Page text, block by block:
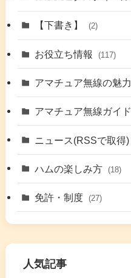
(7)
【下書き】 (2)
お役立ち情報 (117)
(48)
(9)
(17)
(6)
アマチュア無線の魅力
アマチュア無線ガイド
(42)
(5)
(1)
(41)
(7) (7)
(16)
(63)
ニュース(RSSで取得)
ハムの楽しみ方 (18)
免許・制度 (27)
(5)
人気記事